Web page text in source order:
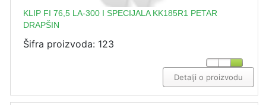
KLIP FI 76,5 LA-300 I SPECIJALA KK185R1 PETAR
DRAPŠIN
Šifra proizvoda: 123
Detalji o proizvodu